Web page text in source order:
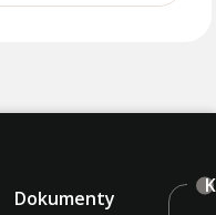
Dokumenty